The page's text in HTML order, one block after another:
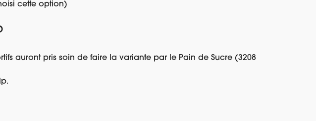
cette option)
auront pris soin de faire la variante par le Pain de Sucre (3208